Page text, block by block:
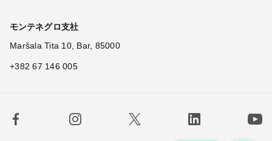
モンテネグロ支社
Maršala Tita 10, Bar, 85000
+382 67 146 005